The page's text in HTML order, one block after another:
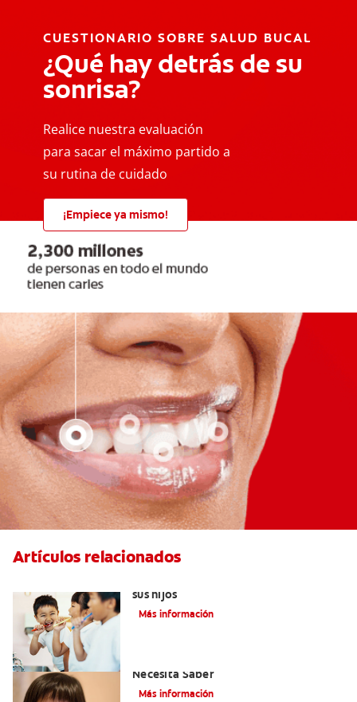
CUESTIONARIO SOBRE SALUD BUCAL
¿Qué hay detrás de su
sonrisa?
Realice nuestra evaluación
para sacar el máximo partido a
su rutina de cuidado
¡Empiece ya mismo!
Artículos relacionados
sus hijos
Más información
Necesita Saber
Más información